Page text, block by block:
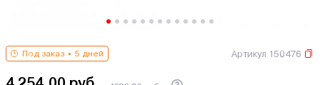
Под заказ 5 дней Артикул 150476